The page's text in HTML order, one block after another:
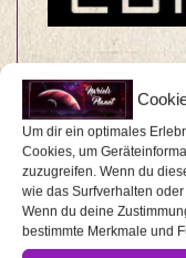
Um dir ein optimales
Cookies, um
zuzugreifen. Wenn du
wie das Surfverhalten
Wenn du deine
bestimmte Merkmale und
EA und
kündigen
Taktikspiel
Company
EA und